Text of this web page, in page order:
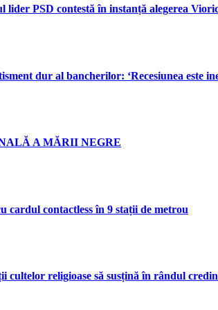
lider PSD contestă în instanță alegerea
dur al bancherilor: ‘Recesiunea este
A MĂRII NEGRE
cardul contactless în 9 stații de metrou
cultelor religioase să susțină în rândul